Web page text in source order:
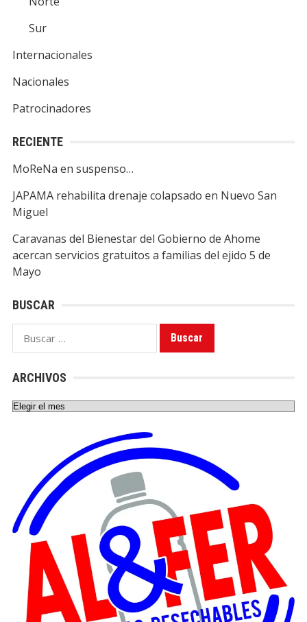
Sur
Internacionales
Nacionales
Patrocinadores
RECIENTE
MoReNa en suspenso…
JAPAMA rehabilita drenaje colapsado en Nuevo San
Miguel
Caravanas del Bienestar del Gobierno de Ahome
acercan servicios gratuitos a familias del ejido 5 de
Mayo
BUSCAR
Buscar:
ARCHIVOS
Archivos